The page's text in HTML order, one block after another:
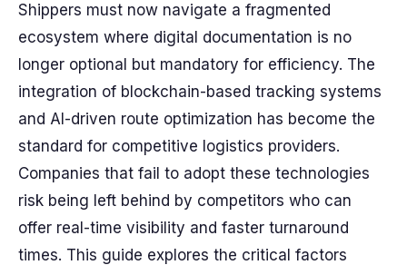
Shippers must now navigate a fragmented
ecosystem where digital documentation is no
longer optional but mandatory for efficiency. The
integration of blockchain-based tracking systems
and AI-driven route optimization has become the
standard for competitive logistics providers.
Companies that fail to adopt these technologies
risk being left behind by competitors who can
offer real-time visibility and faster turnaround
times. This guide explores the critical factors